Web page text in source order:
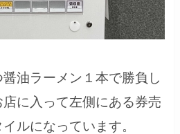
油ラーメン１本で勝負し
に入って左側にある券売
ルになっています。